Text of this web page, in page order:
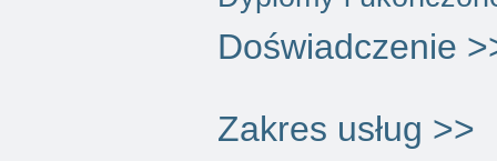
Doświadczenie
Zakres usług >>